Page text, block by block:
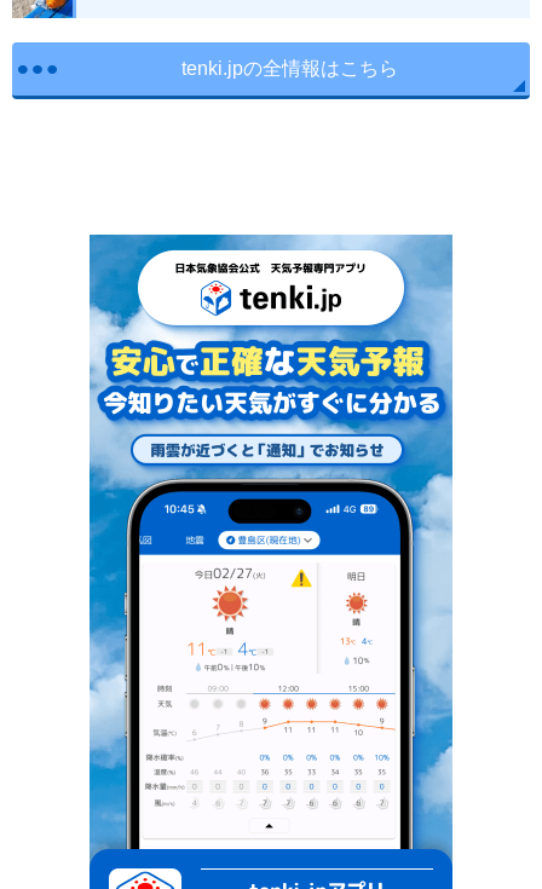
tenki.jpの全情報はこちら